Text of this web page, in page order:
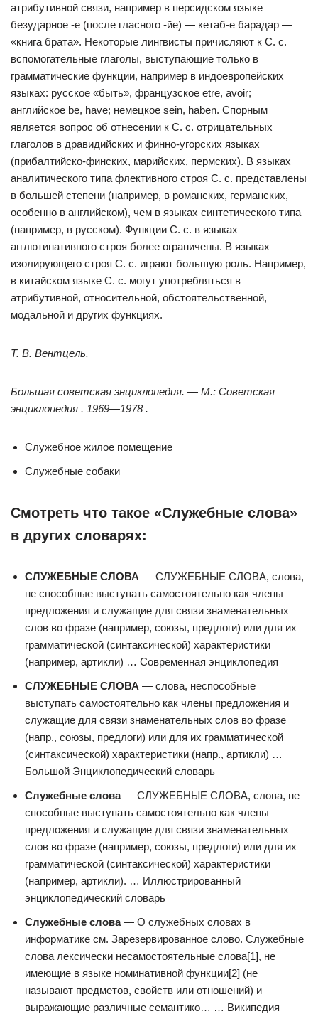
атрибутивной связи, например в персидском языке
безударное -е (после гласного -йе) — кетаб-е барадар —
«книга брата». Некоторые лингвисты причисляют к С. с.
вспомогательные глаголы, выступающие только в
грамматические функции, например в индоевропейских
языках: русское «быть», французское etre, avoir;
английское be, have; немецкое sein, haben. Спорным
является вопрос об отнесении к С. с. отрицательных
глаголов в дравидийских и финно-угорских языках
(прибалтийско-финских, марийских, пермских). В языках
аналитического типа флективного строя С. с. представлены
в большей степени (например, в романских, германских,
особенно в английском), чем в языках синтетического типа
(например, в русском). Функции С. с. в языках
агглютинативного строя более ограничены. В языках
изолирующего строя С. с. играют большую роль. Например,
в китайском языке С. с. могут употребляться в
атрибутивной, относительной, обстоятельственной,
модальной и других функциях.
Т. В. Вентцель.
Большая советская энциклопедия. — М.: Советская
энциклопедия . 1969—1978 .
Служебное жилое помещение
Служебные собаки
Смотреть что такое «Служебные слова»
в других словарях:
СЛУЖЕБНЫЕ СЛОВА — СЛУЖЕБНЫЕ СЛОВА, слова,
не способные выступать самостоятельно как члены
предложения и служащие для связи знаменательных
слов во фразе (например, союзы, предлоги) или для их
грамматической (синтаксической) характеристики
(например, артикли) … Современная энциклопедия
СЛУЖЕБНЫЕ СЛОВА — слова, неспособные
выступать самостоятельно как члены предложения и
служащие для связи знаменательных слов во фразе
(напр., союзы, предлоги) или для их грамматической
(синтаксической) характеристики (напр., артикли) …
Большой Энциклопедический словарь
Служебные слова— СЛУЖЕБНЫЕ СЛОВА, слова, не
способные выступать самостоятельно как члены
предложения и служащие для связи знаменательных
слов во фразе (например, союзы, предлоги) или для их
грамматической (синтаксической) характеристики
(например, артикли). … Иллюстрированный
энциклопедический словарь
Служебные слова— О служебных словах в
информатике см. Зарезервированное слово. Служебные
слова лексически несамостоятельные слова[1], не
имеющие в языке номинативной функции[2] (не
называют предметов, свойств или отношений) и
выражающие различные семантико… … Википедия